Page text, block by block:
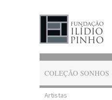
COLEÇÃO SONHOS
Artistas